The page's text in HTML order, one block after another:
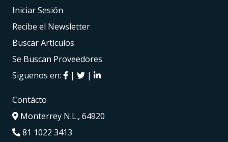
Iniciar Sesión
Recibe el Newsletter
Buscar Artículos
Se Buscan Proveedores
Siguenos en:
| |
Contácto
Monterrey N.L., 64920
81 1022 3413